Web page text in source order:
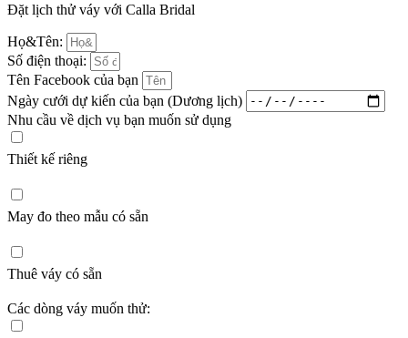
Đặt lịch thử váy với Calla Bridal
Họ&Tên:
Số điện thoại:
Tên Facebook của bạn
Ngày cưới dự kiến của bạn (Dương lịch)
Nhu cầu về dịch vụ bạn muốn sử dụng
Thiết kế riêng
May đo theo mẫu có sẵn
Thuê váy có sẵn
Các dòng váy muốn thử: